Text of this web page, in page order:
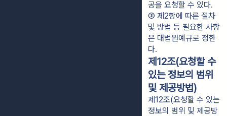
공을 요청할 수 있다.
③ 제2항에 따른 절차
및 방법 등 필요한 사항
은 대법원예규로 정한
다.
제12조(요청할 수
있는 정보의 범위
및 제공방법)
제12조(요청할 수 있는
정보의 범위 및 제공방